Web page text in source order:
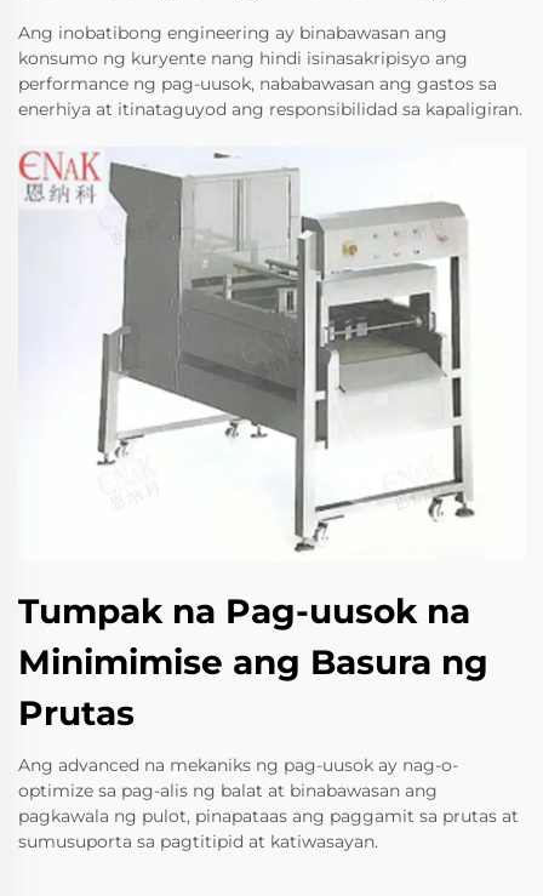
Ang inobatibong engineering ay binabawasan ang
konsumo ng kuryente nang hindi isinasakripisyo ang
performance ng pag-uusok, nababawasan ang gastos sa
enerhiya at itinataguyod ang responsibilidad sa kapaligiran.
Tumpak na Pag-uusok na
Minimimise ang Basura ng
Prutas
Ang advanced na mekaniks ng pag-uusok ay nag-o-
optimize sa pag-alis ng balat at binabawasan ang
pagkawala ng pulot, pinapataas ang paggamit sa prutas at
sumusuporta sa pagtitipid at katiwasayan.